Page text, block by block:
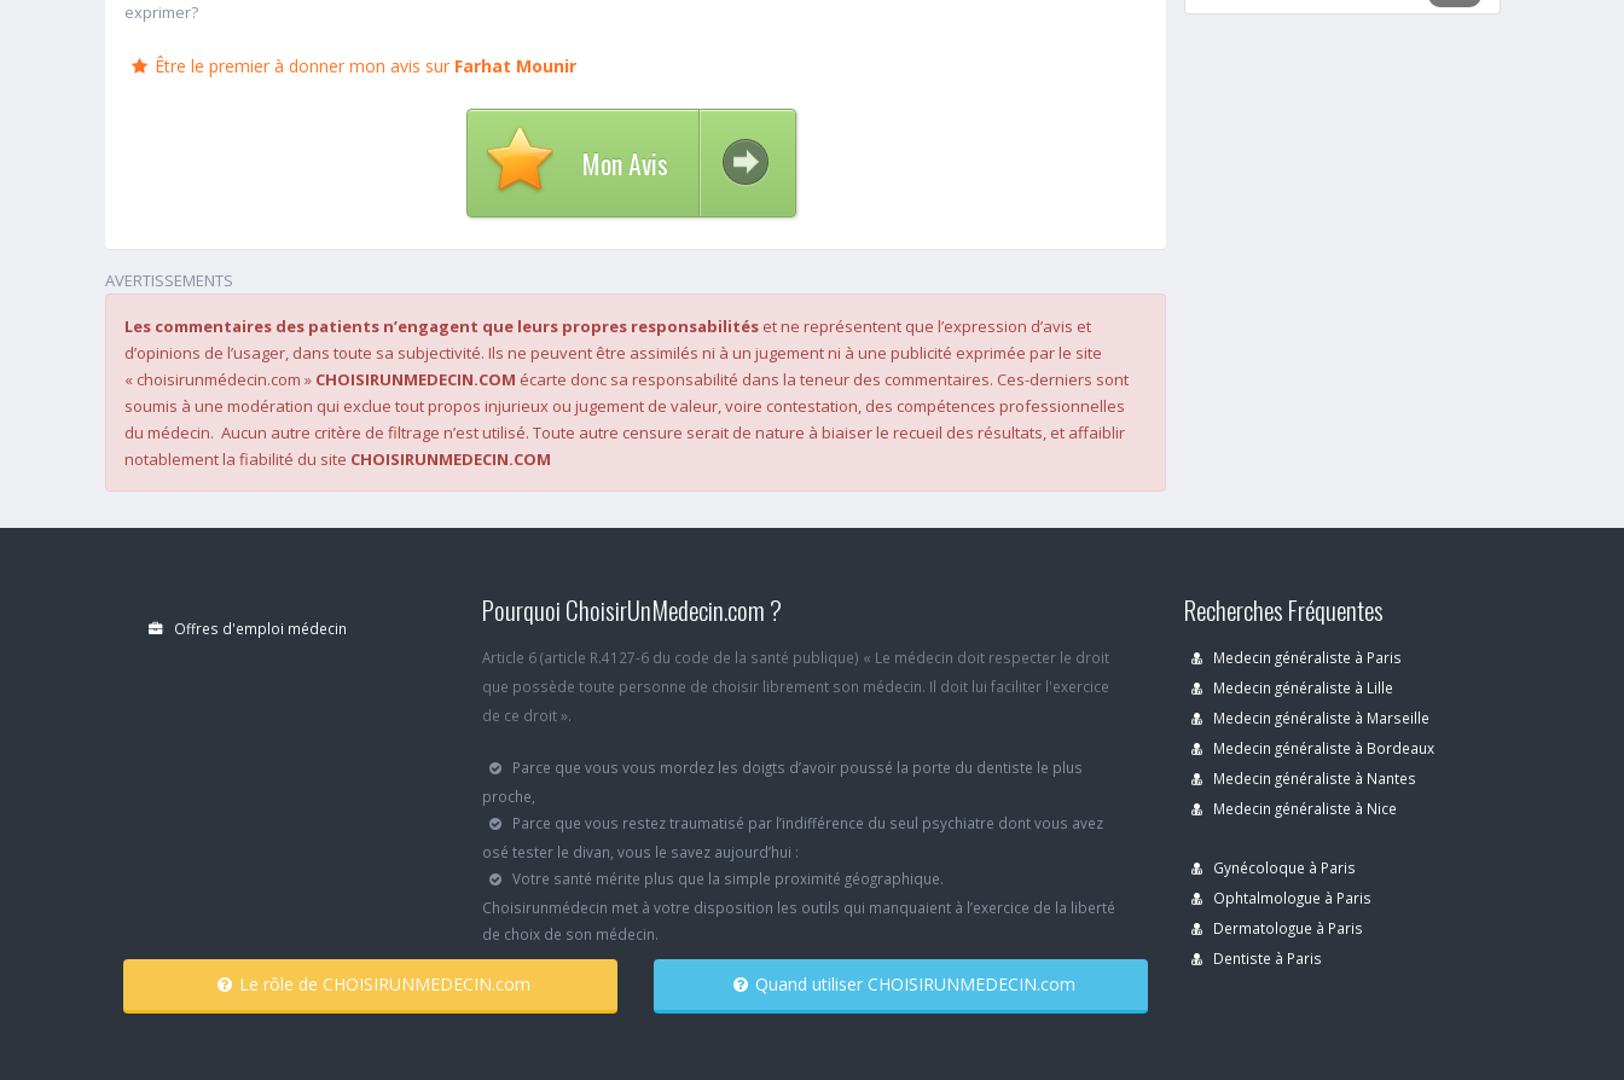
exprimer?
Être le premier à donner mon avis sur Farhat Mounir
Mon Avis
AVERTISSEMENTS
Les commentaires des patients n’engagent que leurs propres responsabilités et ne représentent que l’expression d’avis et
d’opinions de l’usager, dans toute sa subjectivité. Ils ne peuvent être assimilés ni à un jugement ni à une publicité exprimée par le site
« choisirunmédecin.com » CHOISIRUNMEDECIN.COM écarte donc sa responsabilité dans la teneur des commentaires. Ces-derniers sont
soumis à une modération qui exclue tout propos injurieux ou jugement de valeur, voire contestation, des compétences professionnelles
du médecin. Aucun autre critère de filtrage n’est utilisé. Toute autre censure serait de nature à biaiser le recueil des résultats, et affaiblir
notablement la fiabilité du site CHOISIRUNMEDECIN.COM
Offres d'emploi médecin Pourquoi ChoisirUnMedecin.com ?
Article 6 (article R.4127-6 du code de la santé publique) « Le médecin doit respecter le droit
que possède toute personne de choisir librement son médecin. Il doit lui faciliter l'exercice
de ce droit ».
Parce que vous vous mordez les doigts d’avoir poussé la porte du dentiste le plus
proche,
Parce que vous restez traumatisé par l’indifférence du seul psychiatre dont vous avez
osé tester le divan, vous le savez aujourd’hui :
Votre santé mérite plus que la simple proximité géographique.
Choisirunmédecin met à votre disposition les outils qui manquaient à l’exercice de la liberté
de choix de son médecin.
Le rôle de CHOISIRUNMEDECIN.com Quand utiliser CHOISIRUNMEDECIN.com
Recherches Fréquentes
Medecin généraliste à Paris
Medecin généraliste à Lille
Medecin généraliste à Marseille
Medecin généraliste à Bordeaux
Medecin généraliste à Nantes
Medecin généraliste à Nice
Gynécoloque à Paris
Ophtalmologue à Paris
Dermatologue à Paris
Dentiste à Paris